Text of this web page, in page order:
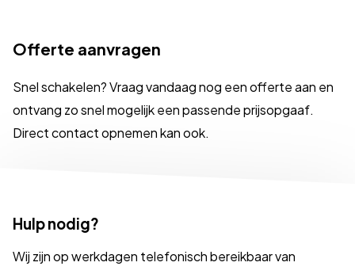
Offerte aanvragen
Snel schakelen? Vraag vandaag nog een offerte aan en
ontvang zo snel mogelijk een passende prijsopgaaf.
Direct contact opnemen kan ook.
Hulp nodig?
Wij zijn op werkdagen telefonisch bereikbaar van